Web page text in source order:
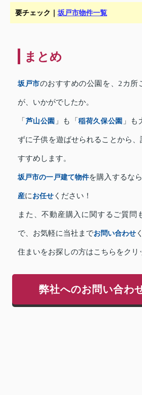
要チェック｜ 坂戸市物件一覧
まとめ
坂戸市のおすすめの公園を、2カ所
が、いかがでしたか。
「芦山公園 」も「稲荷久保公園 」も
ずに子供を遊ばせられることから
すすめします。
坂戸市の一戸建て物件を購入するな
産にお任せ ください！
また、不動産購入に関するご質問
で、お気軽に当社までお問い合わせ
住まいをお探しの方はこちらをクリ
弊社へのお問い合わ